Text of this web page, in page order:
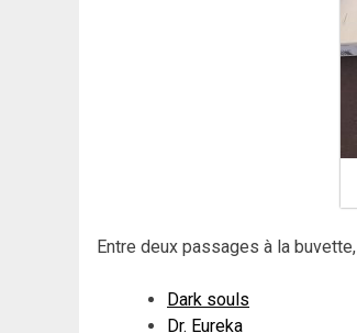
Entre deux passages à la buvette,
Dark souls
Dr. Eureka